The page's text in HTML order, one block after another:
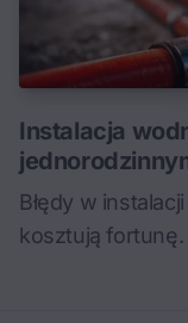
Instalacja
Błędy w
kosztują